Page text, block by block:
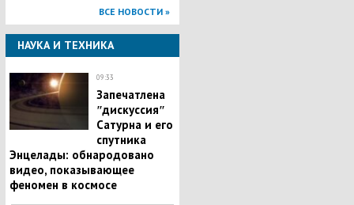
ВСЕ НОВОСТИ »
НАУКА И ТЕХНИКА
09:33
Запечатлена
ʺдискуссияʺ
Сатурна и его
спутника
Энцелады: обнародовано
видео, показывающее
феномен в космосе